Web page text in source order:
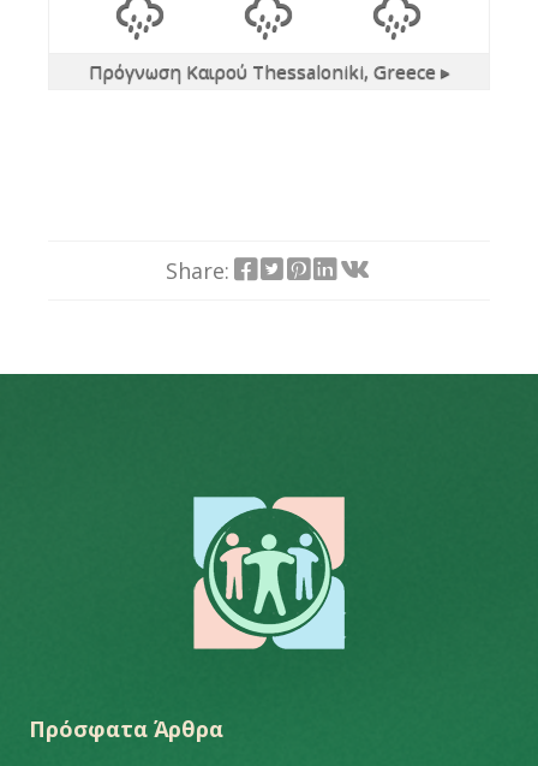
Πρόγνωση Καιρού Thessaloniki, Greece ▸
Share:
Πρόσφατα Άρθρα